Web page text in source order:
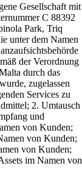
Gesellschaft mit
C 88392
Park, Triq
unter dem Namen
der Verordnung
durch das
zugelassen
Services zu
2. Umtausch
und
von Kunden;
von Kunden;
von Kunden;
im Namen von